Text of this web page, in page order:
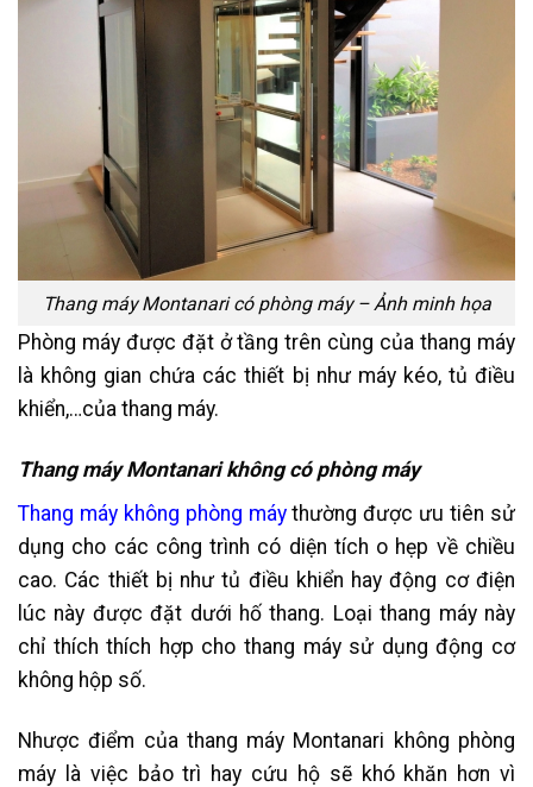
Thang máy Montanari có phòng máy – Ảnh minh họa
Phòng máy được đặt ở tầng trên cùng của thang máy
là không gian chứa các thiết bị như máy kéo, tủ điều
khiển,…của thang máy.
Thang máy Montanari không có phòng máy
Thang máy không phòng máythường được ưu tiên sử
dụng cho các công trình có diện tích o hẹp về chiều
cao. Các thiết bị như tủ điều khiển hay động cơ điện
lúc này được đặt dưới hố thang. Loại thang máy này
chỉ thích thích hợp cho thang máy sử dụng động cơ
không hộp số.
Nhược điểm của thang máy Montanari không phòng
máy là việc bảo trì hay cứu hộ sẽ khó khăn hơn vì